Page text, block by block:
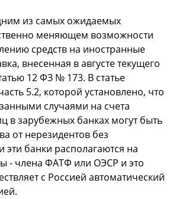
из самых ожидаемых
меняющем возможности
средств на иностранные
внесенная в августе текущего
12 ФЗ № 173. В статье
5.2, которой установлено, что
случаями на счета
в зарубежных банках могут быть
от нерезидентов без
эти банки располагаются на
- члена ФАТФ или ОЭСР и это
с Россией автоматический